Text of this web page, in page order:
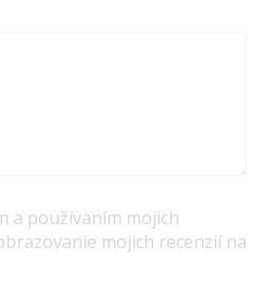
a používaním mojich
mojich recenzií na